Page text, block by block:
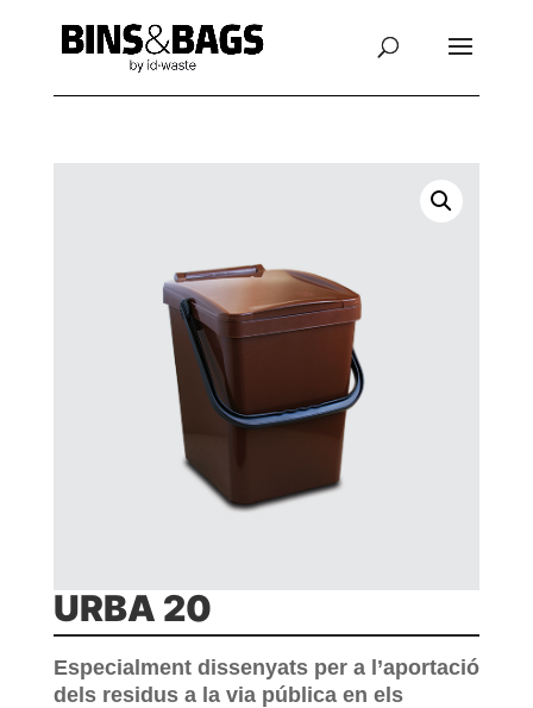
URBA 20
Especialment dissenyats per a l’aportació
dels residus a la via pública en els